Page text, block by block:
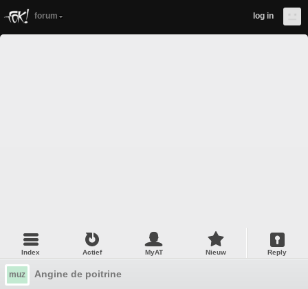
forum log in
Index Actief MyAT Nieuw Reply
muz Angine de poitrine